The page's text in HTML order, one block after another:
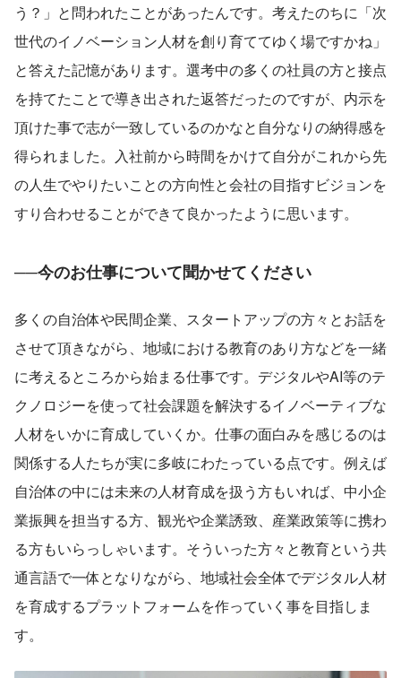
う？」と問われたことがあったんです。考えたのちに「次
世代のイノベーション人材を創り育ててゆく場ですかね」
と答えた記憶があります。選考中の多くの社員の方と接点
を持てたことで導き出された返答だったのですが、内示を
頂けた事で志が一致しているのかなと自分なりの納得感を
得られました。入社前から時間をかけて自分がこれから先
の人生でやりたいことの方向性と会社の目指すビジョンを
すり合わせることができて良かったように思います。
──今のお仕事について聞かせてください
多くの自治体や民間企業、スタートアップの方々とお話を
させて頂きながら、地域における教育のあり方などを一緒
に考えるところから始まる仕事です。デジタルやAI等のテ
クノロジーを使って社会課題を解決するイノベーティブな
人材をいかに育成していくか。仕事の面白みを感じるのは
関係する人たちが実に多岐にわたっている点です。例えば
自治体の中には未来の人材育成を扱う方もいれば、中小企
業振興を担当する方、観光や企業誘致、産業政策等に携わ
る方もいらっしゃいます。そういった方々と教育という共
通言語で一体となりながら、地域社会全体でデジタル人材
を育成するプラットフォームを作っていく事を目指しま
す。